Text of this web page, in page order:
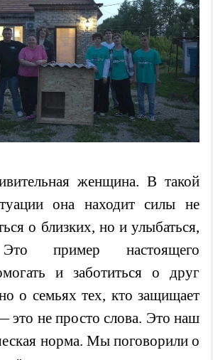
женщина. В такой
она находит силы не
о близких, но и улыбаться,
Это пример настоящего
и заботиться о друг
о семьях тех, кто защищает
это не просто слова. Это наш
норма. Мы поговорили о